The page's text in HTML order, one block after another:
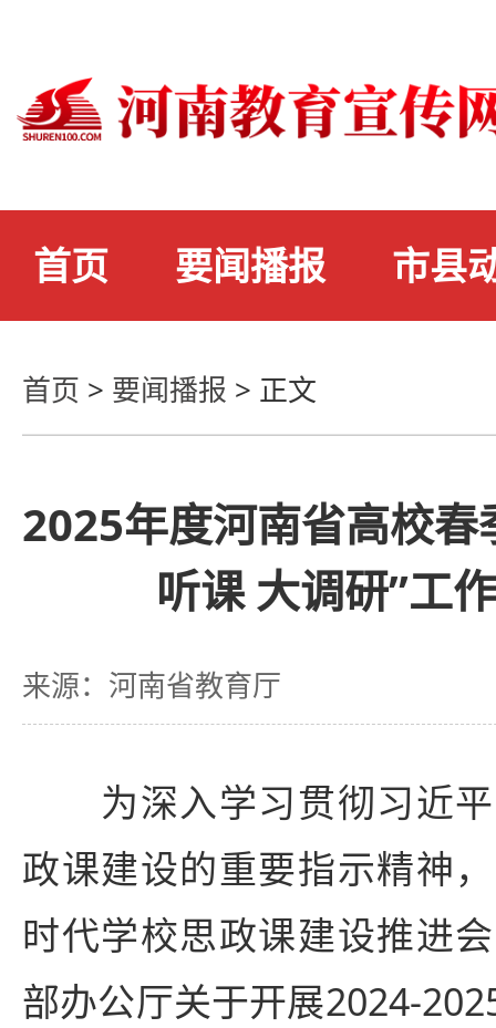
首页 要闻播报 市县
首页 > 要闻播报 > 正文
2025年度河南省高校春
听课 大调研”工
来源：河南省教育厅
为深入学习贯彻习近平
政课建设的重要指示精神
时代学校思政课建设推进
部办公厅关于开展2024-